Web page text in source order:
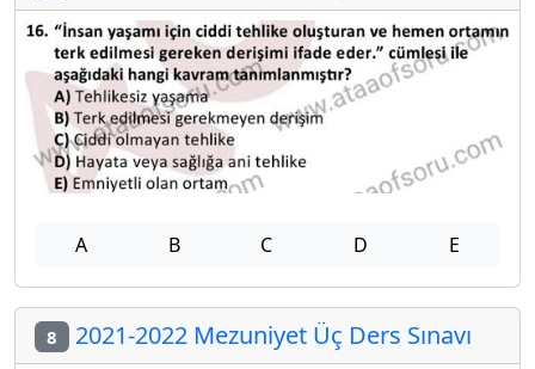
A B C D E
8 2021-2022 Mezuniyet Üç Ders Sınavı